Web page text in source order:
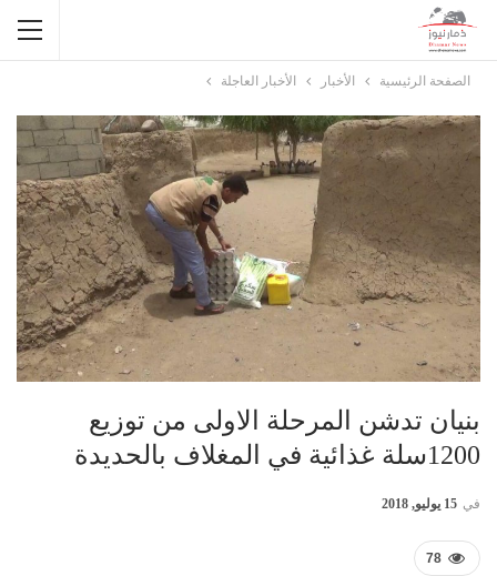
الصفحة الرئيسية الأخبار الأخبار العاجلة
بنيان تدشن المرحلة الاولى من توزيع
1200سلة غذائية في المغلاف بالحديدة
في 15 يوليو, 2018
78